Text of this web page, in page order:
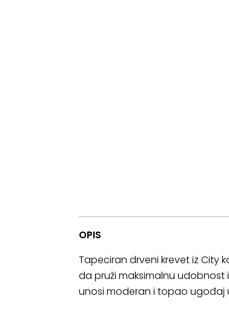
OPIS
Tapeciran drveni krevet iz City
da pruži maksimalnu udobnost
unosi moderan i topao ugođaj